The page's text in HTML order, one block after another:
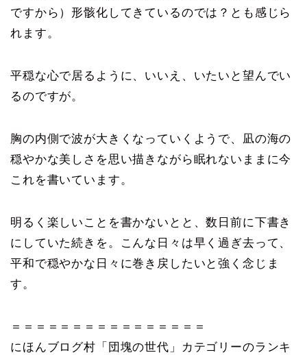
ですから）形骸化してきているのでは？とも感じら
れます。
平穏な心で居るように、いいえ、いたいと望んでい
るのですが。
胸の内側で波が大きくなっていくようで、凪の海の
穏やかな美しさを思い描きながら眠れないままに今
これを書いています。
明るく楽しいことを書かないとと、数日前に下書き
にしていた続きを。こんな日々は早く過ぎ去って、
平和で穏やかな日々に巻き戻したいと強く念じま
す。
＝＝＝＝＝＝＝＝＝＝＝＝＝＝＝＝
にほんブログ村「団塊の世代」カテゴリーのランキ